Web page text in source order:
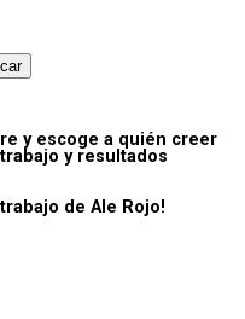
y escoge a quién creer
y resultados
de Ale Rojo!